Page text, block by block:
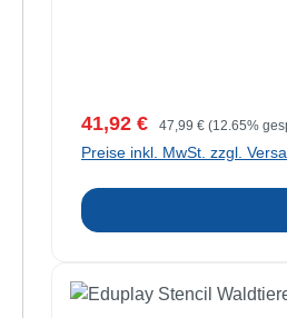
Verkaufspreis:
41,92 € Regulärer Preis:
47,99 € (12.65%
Preise inkl. MwSt. zzgl.